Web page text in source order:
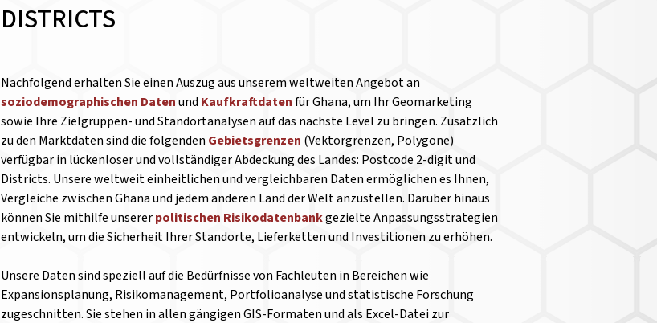
DISTRICTS
Nachfolgend erhalten Sie einen Auszug aus unserem weltweiten Angebot an
soziodemographischen Datenund Kaufkraftdatenfür Ghana, um Ihr Geomarketing
sowie Ihre Zielgruppen- und Standortanalysen auf das nächste Level zu bringen. Zusätzlich
zu den Marktdaten sind die folgenden Gebietsgrenzen (Vektorgrenzen, Polygone)
verfügbar in lückenloser und vollständiger Abdeckung des Landes: Postcode 2-digit und
Districts. Unsere weltweit einheitlichen und vergleichbaren Daten ermöglichen es Ihnen,
Vergleiche zwischen Ghana und jedem anderen Land der Welt anzustellen. Darüber hinaus
können Sie mithilfe unsererpolitischen Risikodatenbankgezielte Anpassungsstrategien
entwickeln, um die Sicherheit Ihrer Standorte, Lieferketten und Investitionen zu erhöhen.
Unsere Daten sind speziell auf die Bedürfnisse von Fachleuten in Bereichen wie
Expansionsplanung, Risikomanagement, Portfolioanalyse und statistische Forschung
zugeschnitten. Sie stehen in allen gängigen GIS-Formaten und als Excel-Datei zur